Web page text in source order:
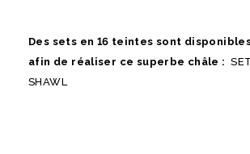
Des sets en 16 teintes sont
afin de réaliser ce superbe châle :
SHAWL